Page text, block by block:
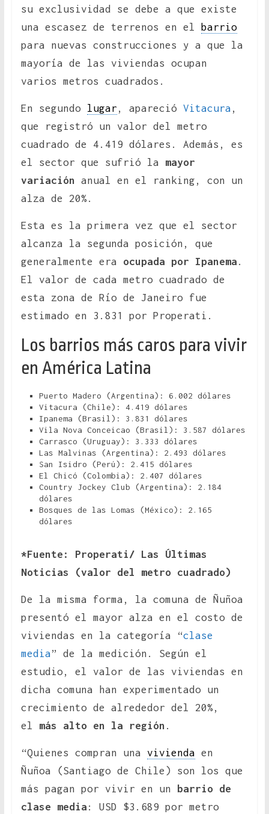
su exclusividad se debe a que existe
una escasez de terrenos en el barrio
para nuevas construcciones y a que la
mayoría de las viviendas ocupan
varios metros cuadrados.
En segundo lugar , apareció Vitacura ,
que registró un valor del metro
cuadrado de 4.419 dólares. Además, es
el sector que sufrió la mayor
variación anual en el ranking, con un
alza de 20%.
Esta es la primera vez que el sector
alcanza la segunda posición, que
generalmente era ocupada por Ipanema .
El valor de cada metro cuadrado de
esta zona de Río de Janeiro fue
estimado en 3.831 por Properati.
Los barrios más caros para vivir
en América Latina
Puerto Madero (Argentina): 6.002 dólares
Vitacura (Chile): 4.419 dólares
Ipanema (Brasil): 3.831 dólares
Vila Nova Conceicao (Brasil): 3.587 dólares
Carrasco (Uruguay): 3.333 dólares
Las Malvinas (Argentina): 2.493 dólares
San Isidro (Perú): 2.415 dólares
El Chicó (Colombia): 2.407 dólares
Country Jockey Club (Argentina): 2.184
dólares
Bosques de las Lomas (México): 2.165
dólares
*Fuente: Properati/ Las Últimas
Noticias (valor del metro cuadrado)
De la misma forma, la comuna de Ñuñoa
presentó el mayor alza en el costo de
viviendas en la categoría “clase
media” de la medición. Según el
estudio, el valor de las viviendas en
dicha comuna han experimentado un
crecimiento de alrededor del 20%,
el más alto en la región .
“Quienes compran una vivienda en
Ñuñoa (Santiago de Chile) son los que
más pagan por vivir en un
barrio de
clase media : USD $3.689 por metro